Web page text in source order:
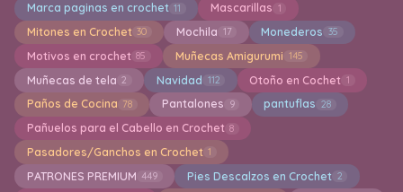
Marca paginas en crochet 11 Mascarillas 1
Mitones en Crochet 30 Mochila 17 Monederos 35
Motivos en crochet 85 Muñecas Amigurumi 145
Muñecas de tela 2 Navidad 112 Otoño en Cochet 1
Paños de Cocina 78 Pantalones 9 pantuflas 28
Pañuelos para el Cabello en Crochet 8
Pasadores/Ganchos en Crochet 1
PATRONES PREMIUM 449 Pies Descalzos en Crochet 2